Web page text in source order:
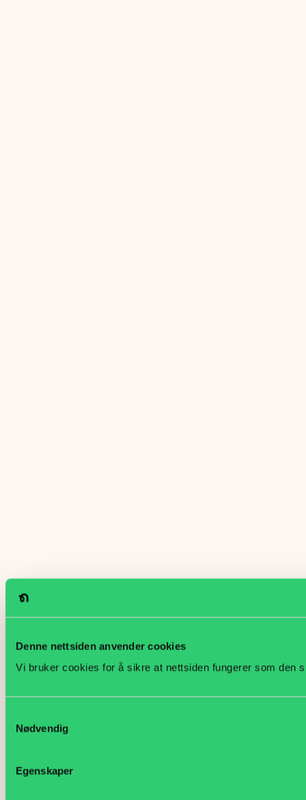
Denne nettsiden anvender cookies
Vi bruker cookies for å sikre at nettsiden fungerer som den
Nødvendig
Egenskaper